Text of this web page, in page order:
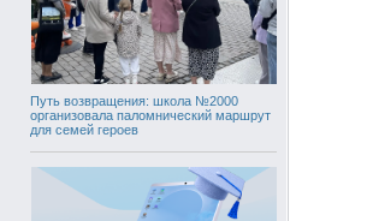
Путь возвращения: школа №2000
организовала паломнический маршрут
для семей героев